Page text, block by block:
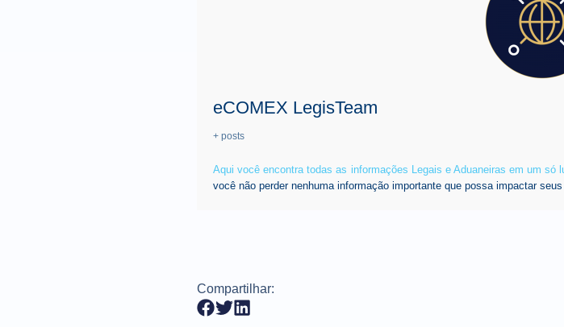
eCOMEX LegisTeam
+ posts
Aqui você encontra todas as informações Legais e Aduaneiras em um só
você não perder nenhuma informação importante que possa impactar
Compartilhar: